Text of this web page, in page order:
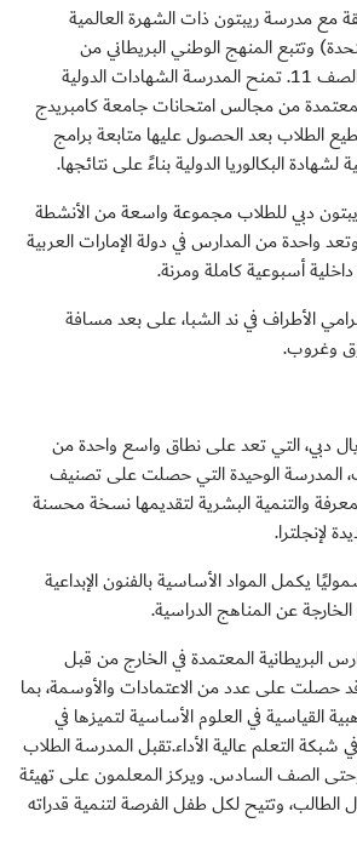
مع مدرسة ريبتون ذات الشهرة العالمية
وتتبع المنهج الوطني البريطاني من
السنوات المبكرة وحتى الصف 11. تمنح المدرسة الشهادات الدولية
من مجالس امتحانات جامعة كامبريدج
الطلاب بعد الحصول عليها متابعة برامج
لشهادة البكالوريا الدولية بناءً على نتائجها.
دبي للطلاب مجموعة واسعة من الأنشطة
واحدة من المدارس في دولة الإمارات العربية
أسبوعية كاملة ومرنة.
الأطراف في ند الشبا، على بعد مسافة
وغروب.
دبي، التي تعد على نطاق واسع واحدة من
المدرسة الوحيدة التي حصلت على تصنيف
والتنمية البشرية لتقديمها نسخة محسنة
لإنجلترا.
يكمل المواد الأساسية بالفنون الإبداعية
الخارجة عن المناهج الدراسية.
البريطانية المعتمدة في الخارج من قبل
حصلت على عدد من الاعتمادات والأوسمة، بما
القياسية في العلوم الأساسية لتميزها في
شبكة التعلم عالية الأداء.تقبل المدرسة الطلاب
الصف السادس. ويركز المعلمون على تهيئة
وتتيح لكل طفل الفرصة لتنمية قدراته